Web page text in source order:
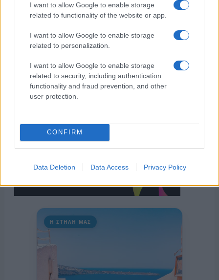
I want to allow Google to enable storage
related to functionality of the website or app.
I want to allow Google to enable storage
related to personalization.
I want to allow Google to enable storage
related to security, including authentication
functionality and fraud prevention, and other
user protection.
CONFIRM
Data Deletion Data Access Privacy Policy
Η ΣΤΗΛΗ ΜΑΣ